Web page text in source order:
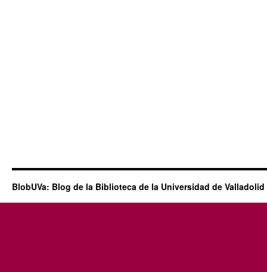
BlobUVa: Blog de la Biblioteca de la Universidad de Valladolid